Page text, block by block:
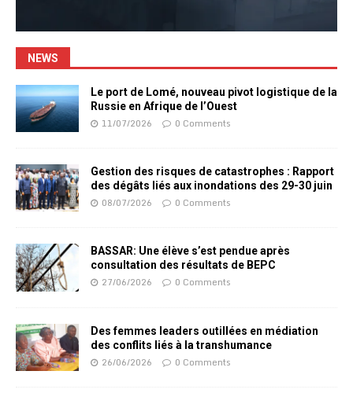
NEWS
Le port de Lomé, nouveau pivot logistique de la
Russie en Afrique de l’Ouest
11/07/2026 0 Comments
Gestion des risques de catastrophes : Rapport
des dégâts liés aux inondations des 29-30 juin
08/07/2026 0 Comments
BASSAR: Une élève s’est pendue après
consultation des résultats de BEPC
27/06/2026 0 Comments
Des femmes leaders outillées en médiation
des conflits liés à la transhumance
26/06/2026 0 Comments